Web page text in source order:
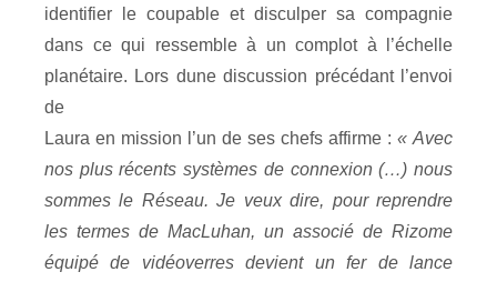
identifier le coupable et disculper sa compagnie
dans ce qui ressemble à un complot à l’échelle
planétaire. Lors dune discussion précédant l’envoi
de
Laura en mission l’un de ses chefs affirme : « Avec
nos plus récents systèmes de connexion (…) nous
sommes le Réseau. Je veux dire, pour reprendre
les termes de MacLuhan, un associé de Rizome
équipé de vidéoverres devient un fer de lance